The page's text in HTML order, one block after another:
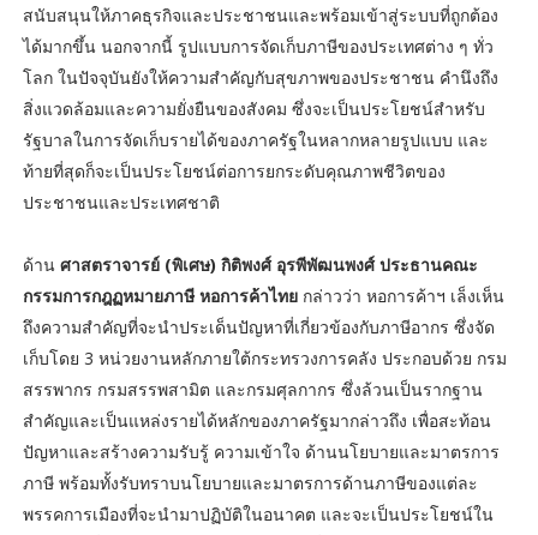
สนับสนุนให้ภาคธุรกิจและประชาชนและพร้อมเข้าสู่ระบบที่ถูกต้อง
ได้มากขึ้น นอกจากนี้ รูปแบบการจัดเก็บภาษีของประเทศต่าง ๆ ทั่ว
โลก ในปัจจุบันยังให้ความสำคัญกับสุขภาพของประชาชน คำนึงถึง
สิ่งแวดล้อมและความยั่งยืนของสังคม ซึ่งจะเป็นประโยชน์สำหรับ
รัฐบาลในการจัดเก็บรายได้ของภาครัฐในหลากหลายรูปแบบ และ
ท้ายที่สุดก็จะเป็นประโยชน์ต่อการยกระดับคุณภาพชีวิตของ
ประชาชนและประเทศชาติ
ด้าน ศาสตราจารย์ (พิเศษ) กิติพงศ์ อุรพีพัฒนพงศ์ ประธานคณะ
กรรมการกฎฏหมายภาษี หอการค้าไทยกล่าวว่า หอการค้าฯ เล็งเห็น
ถึงความสำคัญที่จะนำประเด็นปัญหาที่เกี่ยวข้องกับภาษีอากร ซึ่งจัด
เก็บโดย 3 หน่วยงานหลักภายใต้กระทรวงการคลัง ประกอบด้วย กรม
สรรพากร กรมสรรพสามิต และกรมศุลกากร ซึ่งล้วนเป็นรากฐาน
สำคัญและเป็นแหล่งรายได้หลักของภาครัฐมากล่าวถึง เพื่อสะท้อน
ปัญหาและสร้างความรับรู้ ความเข้าใจ ด้านนโยบายและมาตรการ
ภาษี พร้อมทั้งรับทราบนโยบายและมาตรการด้านภาษีของแต่ละ
พรรคการเมืองที่จะนำมาปฏิบัติในอนาคต และจะเป็นประโยชน์ใน